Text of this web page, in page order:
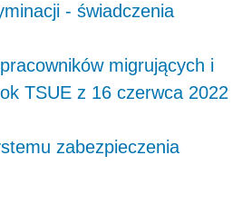
- świadczenia
migrujących i
TSUE z 16 czerwca 2022
zabezpieczenia